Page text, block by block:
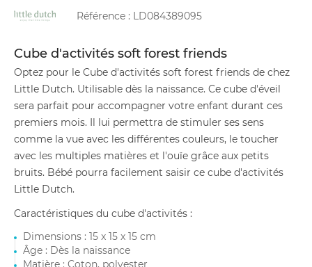
Référence : LD084389095
Cube d'activités soft forest friends
Optez pour le Cube d'activités soft forest friends de chez
Little Dutch. Utilisable dès la naissance. Ce cube d'éveil
sera parfait pour accompagner votre enfant durant ces
premiers mois. Il lui permettra de stimuler ses sens
comme la vue avec les différentes couleurs, le toucher
avec les multiples matières et l'ouïe grâce aux petits
bruits. Bébé pourra facilement saisir ce cube d'activités
Little Dutch.
Caractéristiques du cube d'activités :
Dimensions : 15 x 15 x 15 cm
Âge : Dès la naissance
Matière : Coton, polyester